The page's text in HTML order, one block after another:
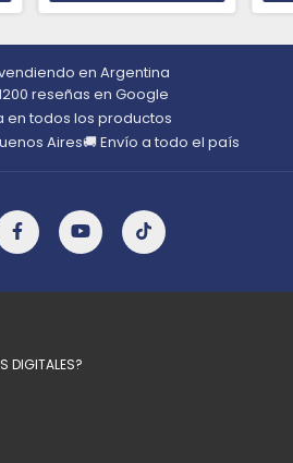
en Argentina
reseñas en Google
en todos los productos
Aires🚚 Envío a todo el país
DIGITALES?